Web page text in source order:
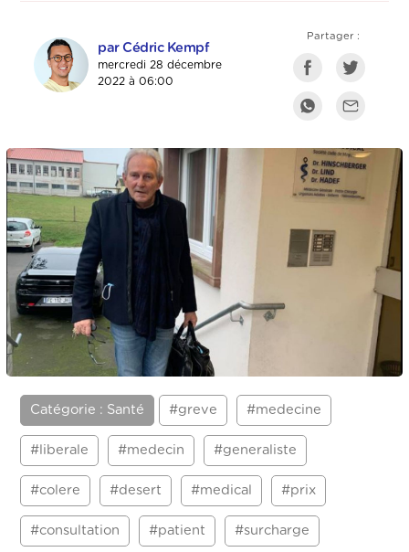
par Cédric Kempf
mercredi 28 décembre
2022 à 06:00
Partager :
Catégorie : Santé #greve #medecine
#liberale #medecin #generaliste
#colere #desert #medical #prix
#consultation #patient #surcharge